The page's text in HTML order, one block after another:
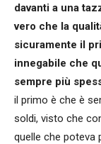
davanti a una
vero che la
sicuramente il
innegabile che
sempre più
il primo è che è
soldi, visto che
quelle che poteva